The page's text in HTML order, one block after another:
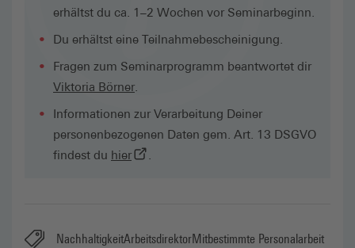
erhältst du ca. 1–2 Wochen vor Seminarbeginn.
Du erhältst eine Teilnahmebescheinigung.
Fragen zum Seminarprogramm beantwortet dir
Viktoria Börner.
Informationen zur Verarbeitung Deiner
personenbezogenen Daten gem. Art. 13 DSGVO
findest du hier(externer Link, öffnet in neuem Tab)
.
NachhaltigkeitArbeitsdirektorMitbestimmte Personalarbeit